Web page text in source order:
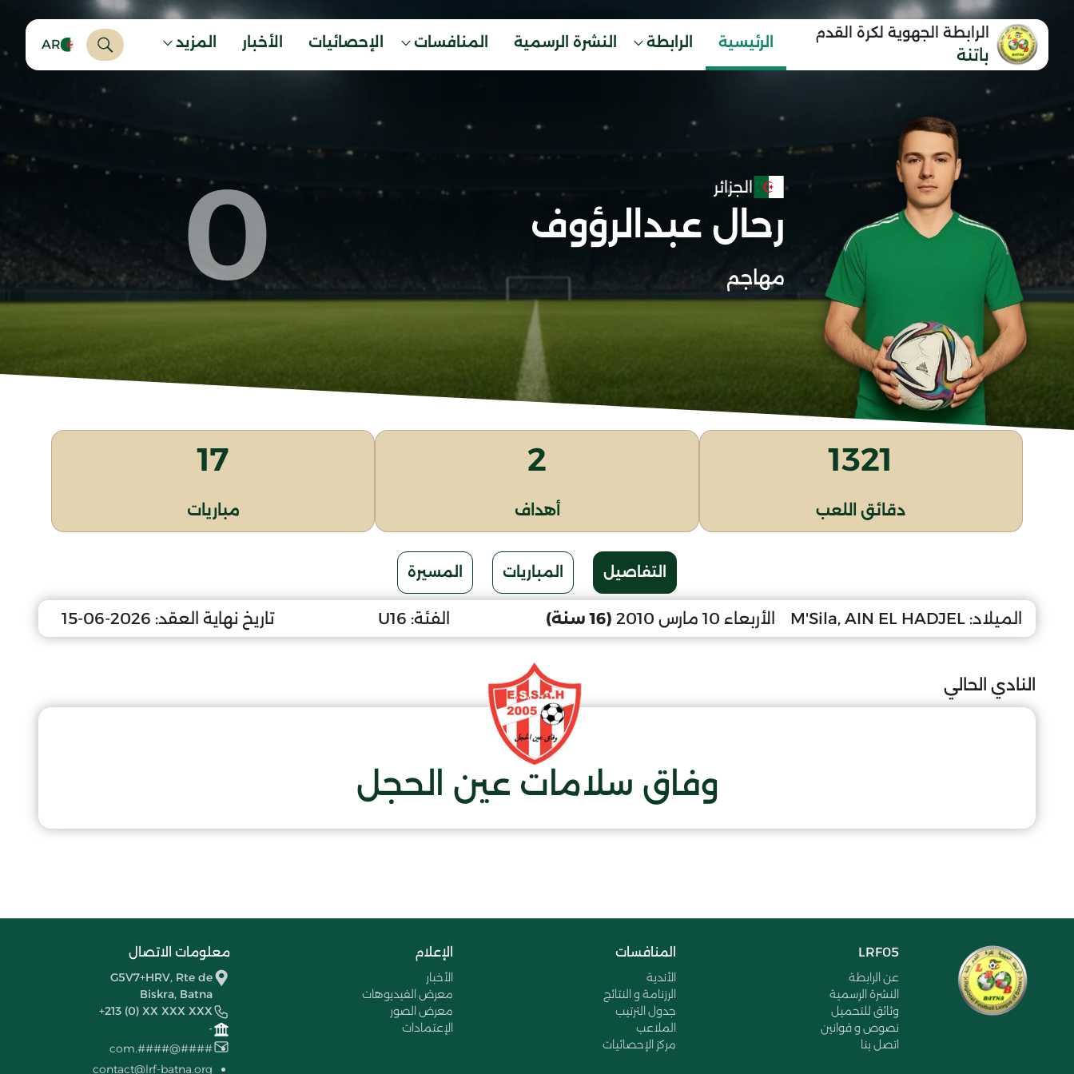
الرابطة الجهوية لكرة القدم
باتنة
الرئيسية الرابطة النشرة الرسمية المنافسات الإحصائيات الأخبار المزيد AR
الجزائر
رحال عبدالرؤوف
مهاجم 0
1321
دقائق اللعب
2
أهداف
17
مباريات
التفاصيل المباريات المسيرة
الميلاد: M'Sila, AIN EL HADJEL الأربعاء 10 مارس 2010 (16 سنة) الفئة: U16 تاريخ نهاية العقد: 2026-06-15
النادي الحالي
وفاق سلامات عين الحجل
LRF05
عن الرابطة
النشرة الرسمية
وثائق للتحميل
نصوص و قوانين
اتصل بنا
المنافسات
الأندية
الرزنامة و النتائج
جدول الترتيب
الملاعب
مركز الإحصائيات
الإعلام
الأخبار
معرض الفيديوهات
معرض الصور
الإعتمادات
معلومات الاتصال
G5V7+HRV, Rte de
Biskra, Batna
+213 (0) XX XXX XXX
-
####@####.com
contact@lrf-batna.org